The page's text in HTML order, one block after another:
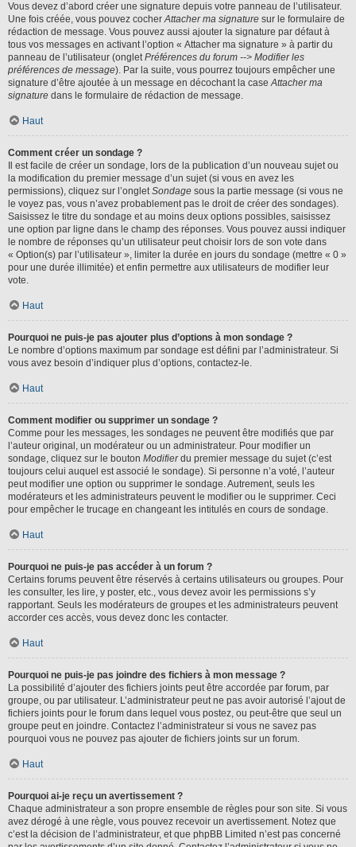
Vous devez d’abord créer une signature depuis votre panneau de l’utilisateur.
Une fois créée, vous pouvez cocherAttacher ma signature sur le formulaire de
rédaction de message. Vous pouvez aussi ajouter la signature par défaut à
tous vos messages en activant l’option « Attacher ma signature » à partir du
panneau de l’utilisateur (ongletPréférences du forum --> Modifier les
préférences de message). Par la suite, vous pourrez toujours empêcher une
signature d’être ajoutée à un message en décochant la caseAttacher ma
signature dans le formulaire de rédaction de message.
Haut
Comment créer un sondage ?
Il est facile de créer un sondage, lors de la publication d’un nouveau sujet ou
la modification du premier message d’un sujet (si vous en avez les
permissions), cliquez sur l’ongletSondage sous la partie message (si vous ne
le voyez pas, vous n’avez probablement pas le droit de créer des sondages).
Saisissez le titre du sondage et au moins deux options possibles, saisissez
une option par ligne dans le champ des réponses. Vous pouvez aussi indiquer
le nombre de réponses qu’un utilisateur peut choisir lors de son vote dans
« Option(s) par l’utilisateur », limiter la durée en jours du sondage (mettre « 0 »
pour une durée illimitée) et enfin permettre aux utilisateurs de modifier leur
vote.
Haut
Pourquoi ne puis-je pas ajouter plus d’options à mon sondage ?
Le nombre d’options maximum par sondage est défini par l’administrateur. Si
vous avez besoin d’indiquer plus d’options, contactez-le.
Haut
Comment modifier ou supprimer un sondage ?
Comme pour les messages, les sondages ne peuvent être modifiés que par
l’auteur original, un modérateur ou un administrateur. Pour modifier un
sondage, cliquez sur le bouton Modifierdu premier message du sujet (c’est
toujours celui auquel est associé le sondage). Si personne n’a voté, l’auteur
peut modifier une option ou supprimer le sondage. Autrement, seuls les
modérateurs et les administrateurs peuvent le modifier ou le supprimer. Ceci
pour empêcher le trucage en changeant les intitulés en cours de sondage.
Haut
Pourquoi ne puis-je pas accéder à un forum ?
Certains forums peuvent être réservés à certains utilisateurs ou groupes. Pour
les consulter, les lire, y poster, etc., vous devez avoir les permissions s’y
rapportant. Seuls les modérateurs de groupes et les administrateurs peuvent
accorder ces accès, vous devez donc les contacter.
Haut
Pourquoi ne puis-je pas joindre des fichiers à mon message ?
La possibilité d’ajouter des fichiers joints peut être accordée par forum, par
groupe, ou par utilisateur. L’administrateur peut ne pas avoir autorisé l’ajout de
fichiers joints pour le forum dans lequel vous postez, ou peut-être que seul un
groupe peut en joindre. Contactez l’administrateur si vous ne savez pas
pourquoi vous ne pouvez pas ajouter de fichiers joints sur un forum.
Haut
Pourquoi ai-je reçu un avertissement ?
Chaque administrateur a son propre ensemble de règles pour son site. Si vous
avez dérogé à une règle, vous pouvez recevoir un avertissement. Notez que
c’est la décision de l’administrateur, et que phpBB Limited n’est pas concerné